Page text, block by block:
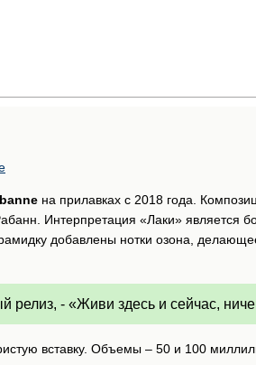
на прилавках с 2018 года.
Интерпретация «Лаки» является
добавлены нотки озона,
релиз, - «Живи здесь и сейчас,
вставку. Объемы – 50 и 100